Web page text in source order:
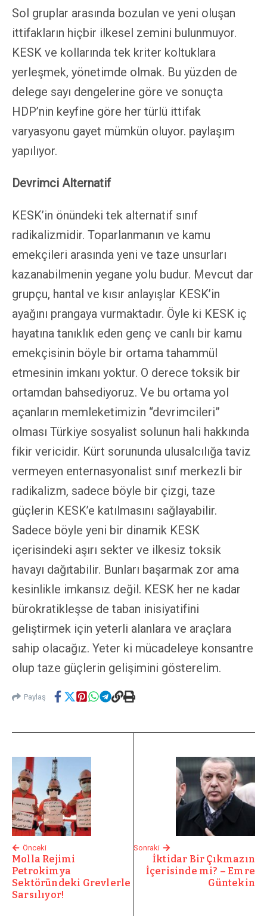
Sol gruplar arasında bozulan ve yeni oluşan
ittifakların hiçbir ilkesel zemini bulunmuyor.
KESK ve kollarında tek kriter koltuklara
yerleşmek, yönetimde olmak. Bu yüzden de
delege sayı dengelerine göre ve sonuçta
HDP’nin keyfine göre her türlü ittifak
varyasyonu gayet mümkün oluyor. paylaşım
yapılıyor.
Devrimci Alternatif
KESK’in önündeki tek alternatif sınıf
radikalizmidir. Toparlanmanın ve kamu
emekçileri arasında yeni ve taze unsurları
kazanabilmenin yegane yolu budur. Mevcut dar
grupçu, hantal ve kısır anlayışlar KESK’in
ayağını prangaya vurmaktadır. Öyle ki KESK iç
hayatına tanıklık eden genç ve canlı bir kamu
emekçisinin böyle bir ortama tahammül
etmesinin imkanı yoktur. O derece toksik bir
ortamdan bahsediyoruz. Ve bu ortama yol
açanların memleketimizin “devrimcileri”
olması Türkiye sosyalist solunun hali hakkında
fikir vericidir. Kürt sorununda ulusalcılığa taviz
vermeyen enternasyonalist sınıf merkezli bir
radikalizm, sadece böyle bir çizgi, taze
güçlerin KESK’e katılmasını sağlayabilir.
Sadece böyle yeni bir dinamik KESK
içerisindeki aşırı sekter ve ilkesiz toksik
havayı dağıtabilir. Bunları başarmak zor ama
kesinlikle imkansız değil. KESK her ne kadar
bürokratikleşse de taban inisiyatifini
geliştirmek için yeterli alanlara ve araçlara
sahip olacağız. Yeter ki mücadeleye konsantre
olup taze güçlerin gelişimini gösterelim.
Paylaş
Önceki
Molla Rejimi
Petrokimya
Sektöründeki Grevlerle
Sarsılıyor!
Sonraki
İktidar Bir Çıkmazın
İçerisinde mi? – Emre
Güntekin